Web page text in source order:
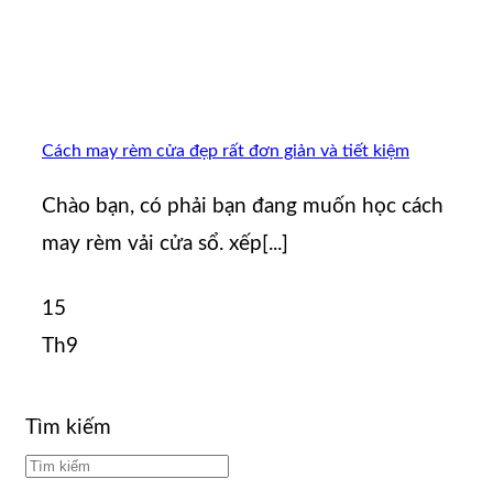
Cách may rèm cửa đẹp rất đơn giản và tiết kiệm
Chào bạn, có phải bạn đang muốn học cách
may rèm vải cửa sổ. xếp[...]
15
Th9
Tìm kiếm